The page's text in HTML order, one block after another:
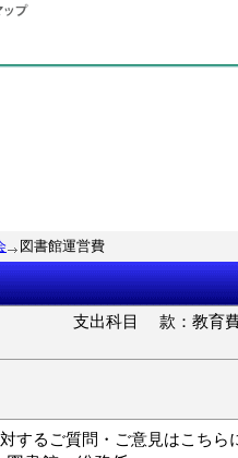
図書館運営費
支出科目 款：教育費
対するご質問・ご意見はこちら